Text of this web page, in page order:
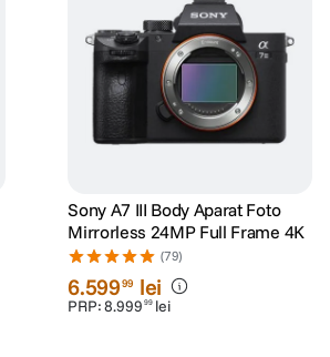
Sony A7 III Body Aparat Foto
Mirrorless 24MP Full Frame 4K
(79)
6.59999 lei
PRP:8.999 99 lei